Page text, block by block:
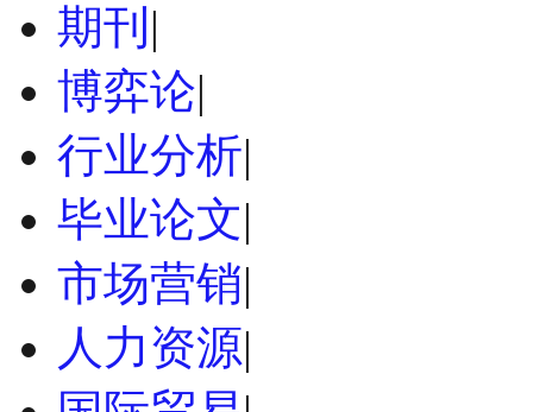
期刊 |
博弈论|
行业分析|
毕业论文|
市场营销|
人力资源|